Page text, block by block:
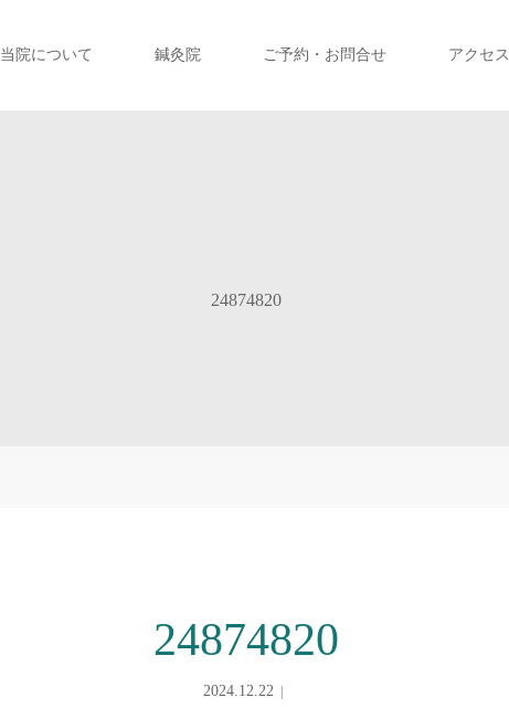
当院について 鍼灸院 ご予約・お問合せ アクセス
24874820
24874820
2024.12.22